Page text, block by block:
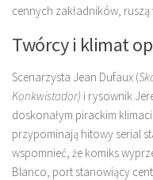
cennych zakładników,
Twórcy i klimat
Scenarzysta Jean Dufaux (
Konkwistador) i rysownik
doskonałym pirackim
przypominają hitowy serial
wspomnieć, że komiks
Blanco, port stanowiący